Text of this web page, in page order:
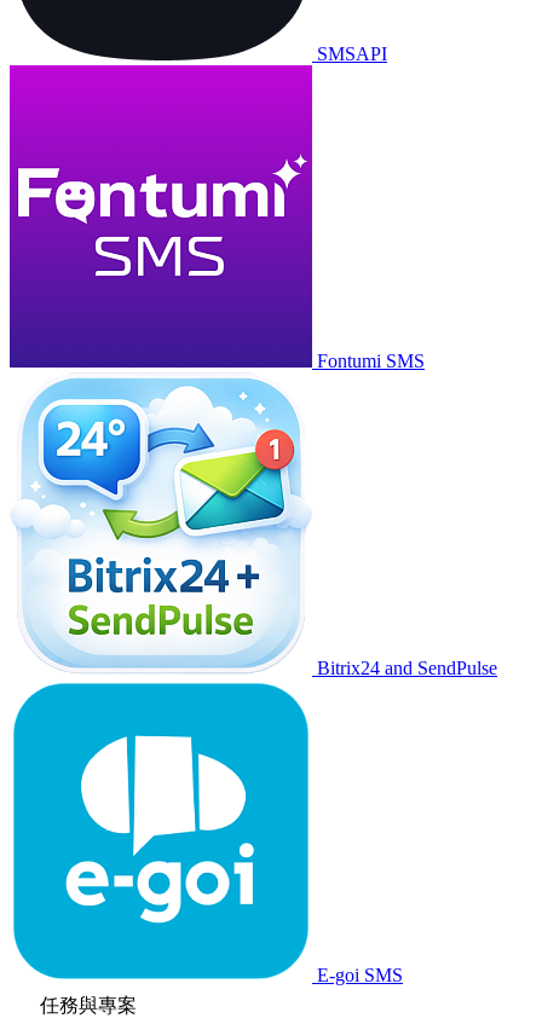
SMSAPI
Fontumi SMS
Bitrix24 and SendPulse
E-goi SMS
任務與專案